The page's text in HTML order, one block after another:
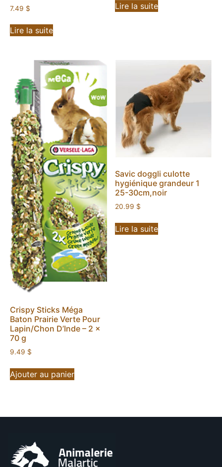
7.49 $
Lire la suite
Lire la suite
Crispy Sticks Méga
Baton Prairie Verte Pour
Lapin/Chon D’Inde – 2 x
70 g
9.49 $
Ajouter au panier
Savic doggli culotte
hygiénique grandeur 1
25-30cm,noir
20.99 $
Lire la suite